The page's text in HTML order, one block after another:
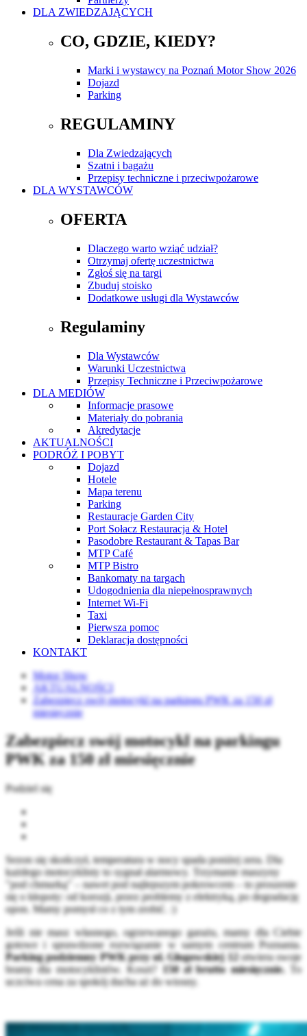
DLA ZWIEDZAJĄCYCH
CO, GDZIE, KIEDY?
Marki i wystawcy na Poznań Motor Show 2026
Dojazd
Parking
REGULAMINY
Dla Zwiedzających
Szatni i bagażu
Przepisy techniczne i przeciwpożarowe
DLA WYSTAWCÓW
OFERTA
Dlaczego warto wziąć udział?
Otrzymaj ofertę uczestnictwa
Zgłoś się na targi
Zbuduj stoisko
Dodatkowe usługi dla Wystawców
Regulaminy
Dla Wystawców
Warunki Uczestnictwa
Przepisy Techniczne i Przeciwpożarowe
DLA MEDIÓW
Informacje prasowe
Materiały do pobrania
Akredytacje
AKTUALNOŚCI
PODRÓŻ I POBYT
Dojazd
Hotele
Mapa terenu
Parking
Restauracje Garden City
Port Sołacz Restauracja & Hotel
Pasodobre Restaurant & Tapas Bar
MTP Café
MTP Bistro
Bankomaty na targach
Udogodnienia dla niepełnosprawnych
Internet Wi-Fi
Taxi
Pierwsza pomoc
Deklaracja dostępności
KONTAKT
Motor Show
AKTUALNOŚCI
Zabezpiecz swój motocykl na parkingu PWK za 150 zł
miesięcznie
Zabezpiecz swój motocykl na parkingu
PWK za 150 zł miesięcznie
Podziel się
Sezon się skończył, temperatura w nocy spada poniżej zera. Dla
każdego motocyklisty to sygnał alarmowy. Trzymanie maszyny
"pod chmurką" – nawet pod najlepszym pokrowcem – to proszenie
się o kłopoty: od korozji, przez problemy z elektryką, po degradację
opon. Mamy pomysł co z tym zrobić. :)
Jeśli nie masz własnego, ogrzewanego garażu, mamy dla Ciebie
gotowe i sprawdzone rozwiązanie w samym centrum Poznania.
Parking podziemny PWK przy ul. Głogowskiej 12otwiera swoje
bramy dla motocyklistów. Koszt? 150 zł brutto miesięcznie.To
uczciwa cena za spokój ducha aż do wiosny.